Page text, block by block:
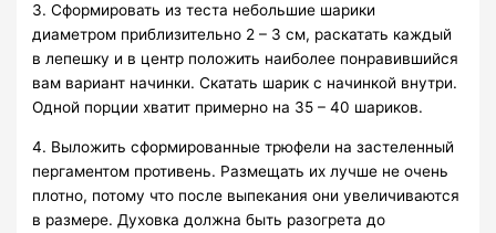
3. Сформировать из теста небольшие шарики
диаметром приблизительно 2 – 3 см, раскатать каждый
в лепешку и в центр положить наиболее понравившийся
вам вариант начинки. Скатать шарик с начинкой внутри.
Одной порции хватит примерно на 35 – 40 шариков.
4. Выложить сформированные трюфели на застеленный
пергаментом противень. Размещать их лучше не очень
плотно, потому что после выпекания они увеличиваются
в размере. Духовка должна быть разогрета до